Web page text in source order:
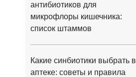
антибиотиков для
микрофлоры кишечника:
список штаммов
Какие синбиотики выбрать в
аптеке: советы и правила